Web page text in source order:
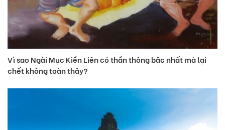
Vì sao Ngài Mục Kiền Liên có thần thông bậc nhất mà lại
chết không toàn thây?